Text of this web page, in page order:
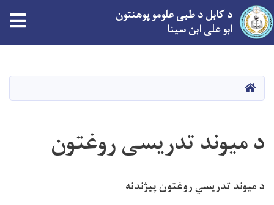
د کابل د طبی علومو پوهنتون
ابو علی ابن سینا
کور
د میوند تدریسی روغتون
د میوند تدریسي روغتون پیژندنه